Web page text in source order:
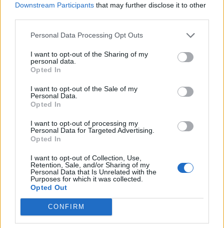
Downstream Participants that may further disclose it to other
Personal Data Processing Opt Outs
I want to opt-out of the Sharing of my
personal data.
Opted In
I want to opt-out of the Sale of my
Personal Data.
Opted In
I want to opt-out of processing my
Personal Data for Targeted Advertising.
Opted In
I want to opt-out of Collection, Use,
Retention, Sale, and/or Sharing of my
Personal Data that Is Unrelated with the
Purposes for which it was collected.
Opted Out
CONFIRM
Eric Wendt ambasadori i
përkrahë objektivat e
Trump për NATO-n dhe
sigurinë
Horoskopi i sotëm, 8
Temperaturat arrijnë 40°C
në Tiranë, vapë
përvëluese edhe në
Elbasan e Shkodër,
parashikimi për sot
Lushnjë, merr flakë
furgoni me targa të
dyshohet defekt teknik